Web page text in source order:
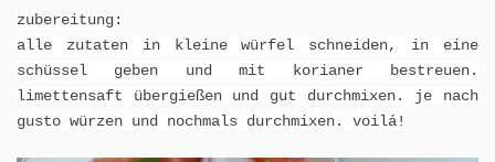
zubereitung:
alle zutaten in kleine würfel schneiden, in eine
schüssel geben und mit korianer bestreuen.
limettensaft übergießen und gut durchmixen. je nach
gusto würzen und nochmals durchmixen. voilá!